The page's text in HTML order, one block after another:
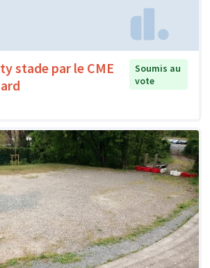
stade par le CME
Soumis au
vote